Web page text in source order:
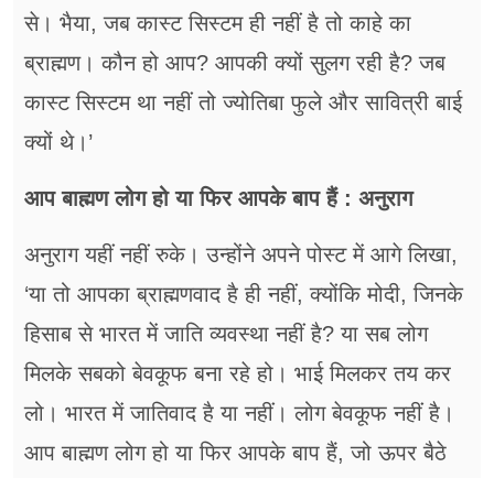
से। भैया, जब कास्ट सिस्टम ही नहीं है तो काहे का
ब्राह्मण। कौन हो आप? आपकी क्यों सुलग रही है? जब
कास्ट सिस्टम था नहीं तो ज्योतिबा फुले और सावित्री बाई
क्यों थे।’
आप बाह्मण लोग हो या फिर आपके बाप हैं : अनुराग
अनुराग यहीं नहीं रुके। उन्होंने अपने पोस्ट में आगे लिखा,
‘या तो आपका ब्राह्मणवाद है ही नहीं, क्योंकि मोदी, जिनके
हिसाब से भारत में जाति व्यवस्था नहीं है? या सब लोग
मिलके सबको बेवकूफ बना रहे हो। भाई मिलकर तय कर
लो। भारत में जातिवाद है या नहीं। लोग बेवकूफ नहीं है।
आप बाह्मण लोग हो या फिर आपके बाप हैं, जो ऊपर बैठे